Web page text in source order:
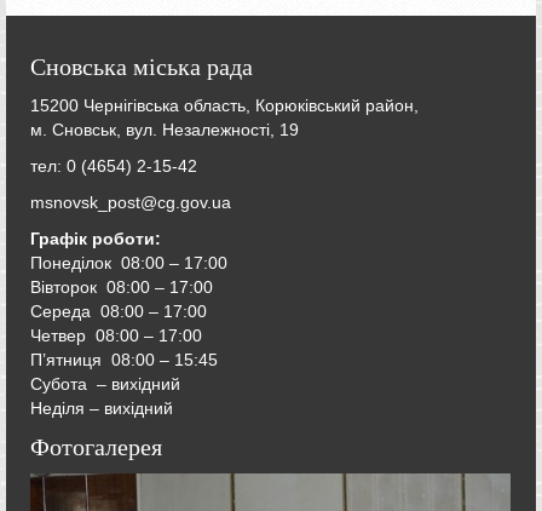
Сновська міська рада
15200 Чернігівська область, Корюківський район,
м. Сновськ, вул. Незалежності, 19
тел: 0 (4654) 2-15-42
msnovsk_post@cg.gov.ua
Графік роботи:
Понеділок 08:00 – 17:00
Вівторок 08:00 – 17:00
Середа 08:00 – 17:00
Четвер 08:00 – 17:00
П’ятниця 08:00 – 15:45
Субота – вихідний
Неділя – вихідний
Фотогалерея